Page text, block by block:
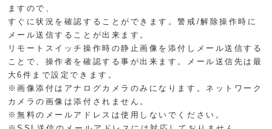
ますので、
すぐに状況を確認することができます。警戒/解除操作時に
メール送信することが出来ます。
リモートスイッチ操作時の静止画像を添付しメール送信する
ことで、操作者を確認する事が出来ます。メール送信先は最
大6件まで設定できます。
※画像添付はアナログカメラのみになります。ネットワーク
カメラの画像は添付されません。
※無料のメールアドレスは使用しないでください。